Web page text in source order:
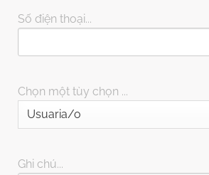
Số điện thoại...
Chọn một tùy chọn ...
Ghi chú...